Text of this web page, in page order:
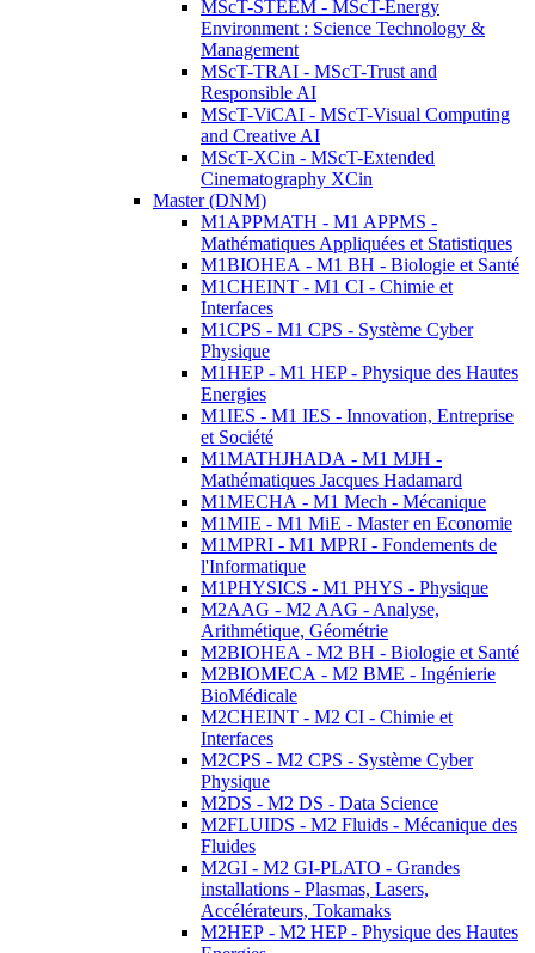
MScT-STEEM - MScT-Energy
Environment : Science Technology &
Management
MScT-TRAI - MScT-Trust and
Responsible AI
MScT-ViCAI - MScT-Visual Computing
and Creative AI
MScT-XCin - MScT-Extended
Cinematography XCin
Master (DNM)
M1APPMATH - M1 APPMS -
Mathématiques Appliquées et Statistiques
M1BIOHEA - M1 BH - Biologie et Santé
M1CHEINT - M1 CI - Chimie et
Interfaces
M1CPS - M1 CPS - Système Cyber
Physique
M1HEP - M1 HEP - Physique des Hautes
Energies
M1IES - M1 IES - Innovation, Entreprise
et Société
M1MATHJHADA - M1 MJH -
Mathématiques Jacques Hadamard
M1MECHA - M1 Mech - Mécanique
M1MIE - M1 MiE - Master en Economie
M1MPRI - M1 MPRI - Fondements de
l'Informatique
M1PHYSICS - M1 PHYS - Physique
M2AAG - M2 AAG - Analyse,
Arithmétique, Géométrie
M2BIOHEA - M2 BH - Biologie et Santé
M2BIOMECA - M2 BME - Ingénierie
BioMédicale
M2CHEINT - M2 CI - Chimie et
Interfaces
M2CPS - M2 CPS - Système Cyber
Physique
M2DS - M2 DS - Data Science
M2FLUIDS - M2 Fluids - Mécanique des
Fluides
M2GI - M2 GI-PLATO - Grandes
installations - Plasmas, Lasers,
Accélérateurs, Tokamaks
M2HEP - M2 HEP - Physique des Hautes